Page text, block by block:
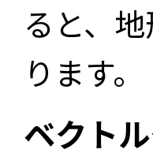
ると、
ります。
ベクト